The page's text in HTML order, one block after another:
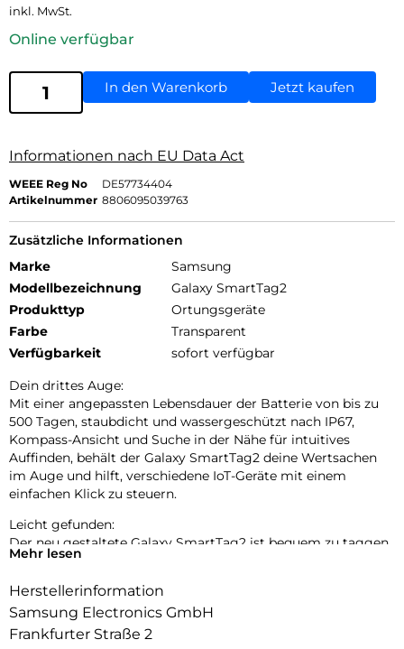
inkl. MwSt.
Online verfügbar
In den Warenkorb Jetzt kaufen
Informationen nach EU Data Act
WEEE Reg No
DE57734404
Artikelnummer 8806095039763
Zusätzliche Informationen
Marke
Samsung
Modellbezeichnung
Galaxy SmartTag2
Produkttyp
Ortungsgeräte
Farbe
Transparent
Verfügbarkeit
sofort verfügbar
Dein drittes Auge:
Mit einer angepassten Lebensdauer der Batterie von bis zu
500 Tagen, staubdicht und wassergeschützt nach IP67,
Kompass-Ansicht und Suche in der Nähe für intuitives
Auffinden, behält der Galaxy SmartTag2 deine Wertsachen
im Auge und hilft, verschiedene IoT-Geräte mit einem
einfachen Klick zu steuern.
Leicht gefunden:
Der neu gestaltete Galaxy SmartTag2 ist bequem zu taggen
und zu tragen. Er ist staubdicht und wassergeschützt nach
hält bis zu 500 Tage oder sogar bis zu 40 % länger im
Energiesparmodus.
Mehr lesen
Herstellerinformation
Samsung Electronics GmbH
Frankfurter Straße 2